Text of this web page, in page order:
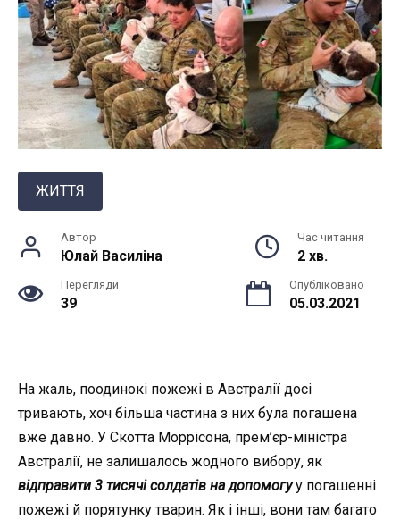
ЖИТТЯ
Автор
Юлай Василiна
Час читання
2 хв.
Перегляди
39
Опубліковано
05.03.2021
На жаль, поодинокі пожежі в Австралії досі
тривають, хоч більша частина з них була погашена
вже давно. У Скотта Моррісона, прем’єр-міністра
Австралії, не залишалось жодного вибору, як
відправити 3 тисячі солдатів на допомогуу погашенні
пожежі й порятунку тварин. Як і інші, вони там багато